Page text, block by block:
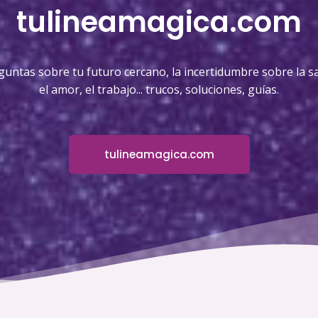
tulineamagica.com
sobre tu futuro cercano, la incertidumbre sobre la
el amor, el trabajo... trucos, soluciones, guías.
tulineamagica.com